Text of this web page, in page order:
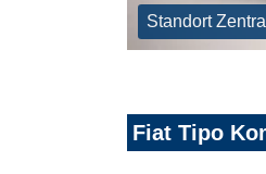
Standort
Fiat Tipo